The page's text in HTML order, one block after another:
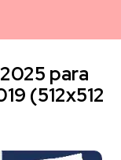
para
(512x512